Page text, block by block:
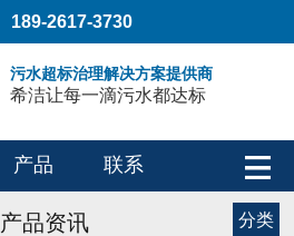
189-2617-3730
污水超标治理解决方案提供商
希洁让每一滴污水都达标
产品 联系
产品资讯 分类